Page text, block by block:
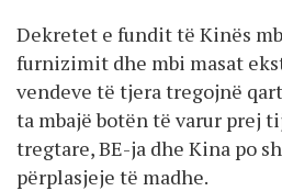
Dekretet e fundit të Kinës
furnizimit dhe mbi masat
vendeve të tjera tregojnë
ta mbajë botën të varur prej
tregtare, BE-ja dhe Kina po
përplasjeje të madhe.